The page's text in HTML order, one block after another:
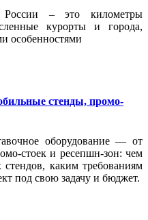
России – это километры
курорты и города,
особенностями
стенды, промо-
оборудование — от
стоек и ресепшн-зон: чем
каким требованиям
под свою задачу и бюджет.